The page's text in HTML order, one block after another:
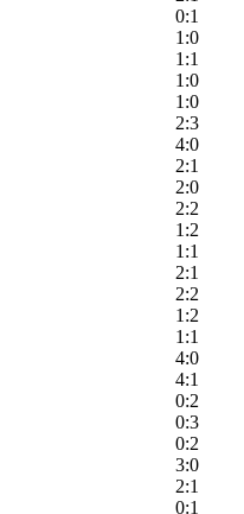
0:1
1:0
1:1
1:0
1:0
2:3
4:0
2:1
2:0
2:2
1:2
1:1
2:1
2:2
1:2
1:1
4:0
4:1
0:2
0:3
0:2
3:0
2:1
0:1